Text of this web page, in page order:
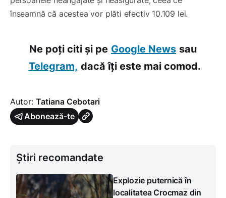
înseamnă că acestea vor plăti efectiv 10.109 lei.
Ne poți citi și pe Google News sau
Telegram, dacă îți este mai comod.
Autor: Tatiana Cebotari
Abonează-te
Știri recomandate
Explozie puternică în
localitatea Crocmaz din